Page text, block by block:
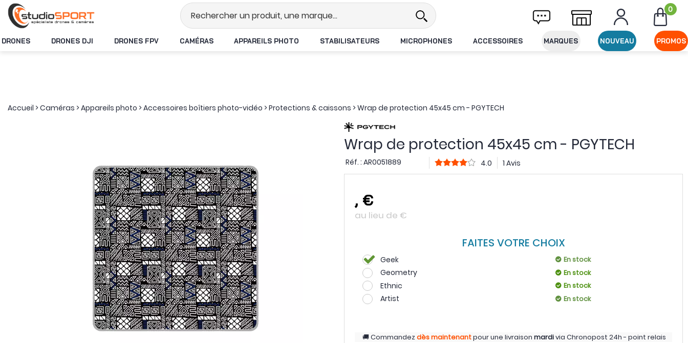
Stock en temps réel Livraison offerte dès 49€ d'achat 0
DRONES DRONES DJI DRONES FPV CAMÉRAS APPAREILS PHOTO STABILISATEURS MICROPHONES ACCESSOIRES MARQUES NOUVEAU PROMOS
Accueil >Caméras >Appareils photo >Accessoires boîtiers photo-vidéo >Protections & caissons >Wrap de protection 45x45 cm - PGYTECH
Wrap de protection 45x45 cm - PGYTECH
Réf. : AR0051889 4.0 1 Avis
, €
au lieu de €
FAITES VOTRE CHOIX
Geek En stock
Geometry En stock
Ethnic En stock
Artist En stock
Commandezdès maintenantpour une livraison mardivia Chronopost 24h - point relais